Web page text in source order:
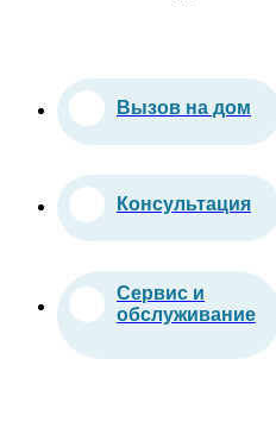
Вызов на дом
Консультация
Сервис и
обслуживание